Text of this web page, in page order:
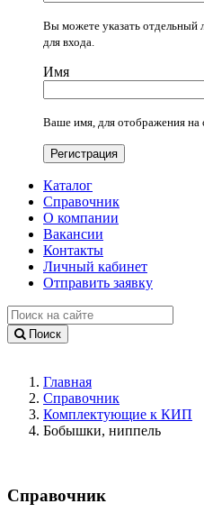
Вы можете указать отдельный
для входа.
Имя
Ваше имя, для отображения на
Регистрация
Каталог
Справочник
О компании
Вакансии
Контакты
Личный кабинет
Отправить заявку
Поиск
Главная
Справочник
Комплектующие к КИП
Бобышки, ниппель
Справочник